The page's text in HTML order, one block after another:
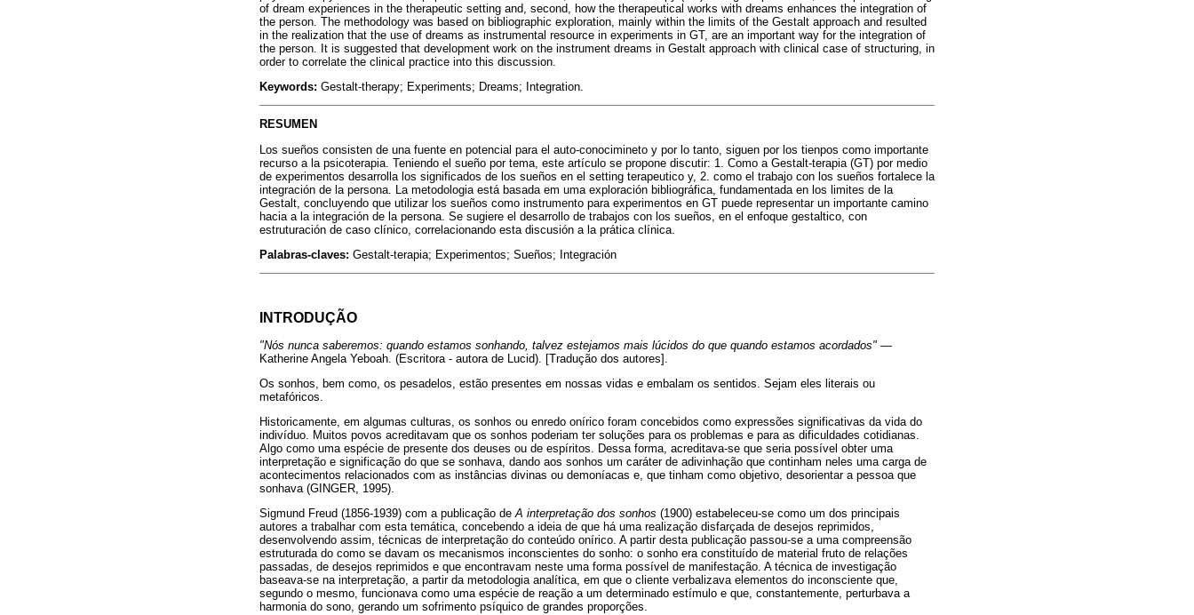
of dream experiences in the therapeutic setting and, second, how the therapeutical works with dreams enhances the integration of
the person. The methodology was based on bibliographic exploration, mainly within the limits of the Gestalt approach and resulted
in the realization that the use of dreams as instrumental resource in experiments in GT, are an important way for the integration of
the person. It is suggested that development work on the instrument dreams in Gestalt approach with clinical case of structuring, in
order to correlate the clinical practice into this discussion.
Keywords: Gestalt-therapy; Experiments; Dreams; Integration.
RESUMEN
Los sueños consisten de una fuente en potencial para el auto-conocimineto y por lo tanto, siguen por los tienpos como importante
recurso a la psicoterapia. Teniendo el sueño por tema, este artículo se propone discutir: 1. Como a Gestalt-terapia (GT) por medio
de experimentos desarrolla los significados de los sueños en el setting terapeutico y, 2. como el trabajo con los sueños fortalece la
integración de la persona. La metodologia está basada em uma exploración bibliográfica, fundamentada en los limites de la
Gestalt, concluyendo que utilizar los sueños como instrumento para experimentos en GT puede representar un importante camino
hacia a la integración de la persona. Se sugiere el desarrollo de trabajos con los sueños, en el enfoque gestaltico, con
estruturación de caso clínico, correlacionando esta discusión a la prática clínica.
Palabras-claves: Gestalt-terapia; Experimentos; Sueños; Integración
INTRODUÇÃO
"Nós nunca saberemos: quando estamos sonhando, talvez estejamos mais lúcidos do que quando estamos acordados" ―
Katherine Angela Yeboah. (Escritora - autora de Lucid). [Tradução dos autores].
Os sonhos, bem como, os pesadelos, estão presentes em nossas vidas e embalam os sentidos. Sejam eles literais ou
metafóricos.
Historicamente, em algumas culturas, os sonhos ou enredo onírico foram concebidos como expressões significativas da vida do
indivíduo. Muitos povos acreditavam que os sonhos poderiam ter soluções para os problemas e para as dificuldades cotidianas.
Algo como uma espécie de presente dos deuses ou de espíritos. Dessa forma, acreditava-se que seria possível obter uma
interpretação e significação do que se sonhava, dando aos sonhos um caráter de adivinhação que continham neles uma carga de
acontecimentos relacionados com as instâncias divinas ou demoníacas e, que tinham como objetivo, desorientar a pessoa que
sonhava (GINGER, 1995).
Sigmund Freud (1856-1939) com a publicação deA interpretação dos sonhos (1900) estabeleceu-se como um dos principais
autores a trabalhar com esta temática, concebendo a ideia de que há uma realização disfarçada de desejos reprimidos,
desenvolvendo assim, técnicas de interpretação do conteúdo onírico. A partir desta publicação passou-se a uma compreensão
estruturada do como se davam os mecanismos inconscientes do sonho: o sonho era constituído de material fruto de relações
passadas, de desejos reprimidos e que encontravam neste uma forma possível de manifestação. A técnica de investigação
baseava-se na interpretação, a partir da metodologia analítica, em que o cliente verbalizava elementos do inconsciente que,
segundo o mesmo, funcionava como uma espécie de reação a um determinado estímulo e que, constantemente, perturbava a
harmonia do sono, gerando um sofrimento psíquico de grandes proporções.